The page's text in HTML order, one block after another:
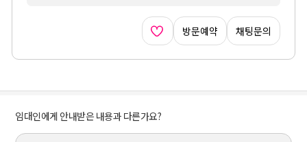
방문예약 채팅문의
임대인에게 안내받은 내용과 다른가요?